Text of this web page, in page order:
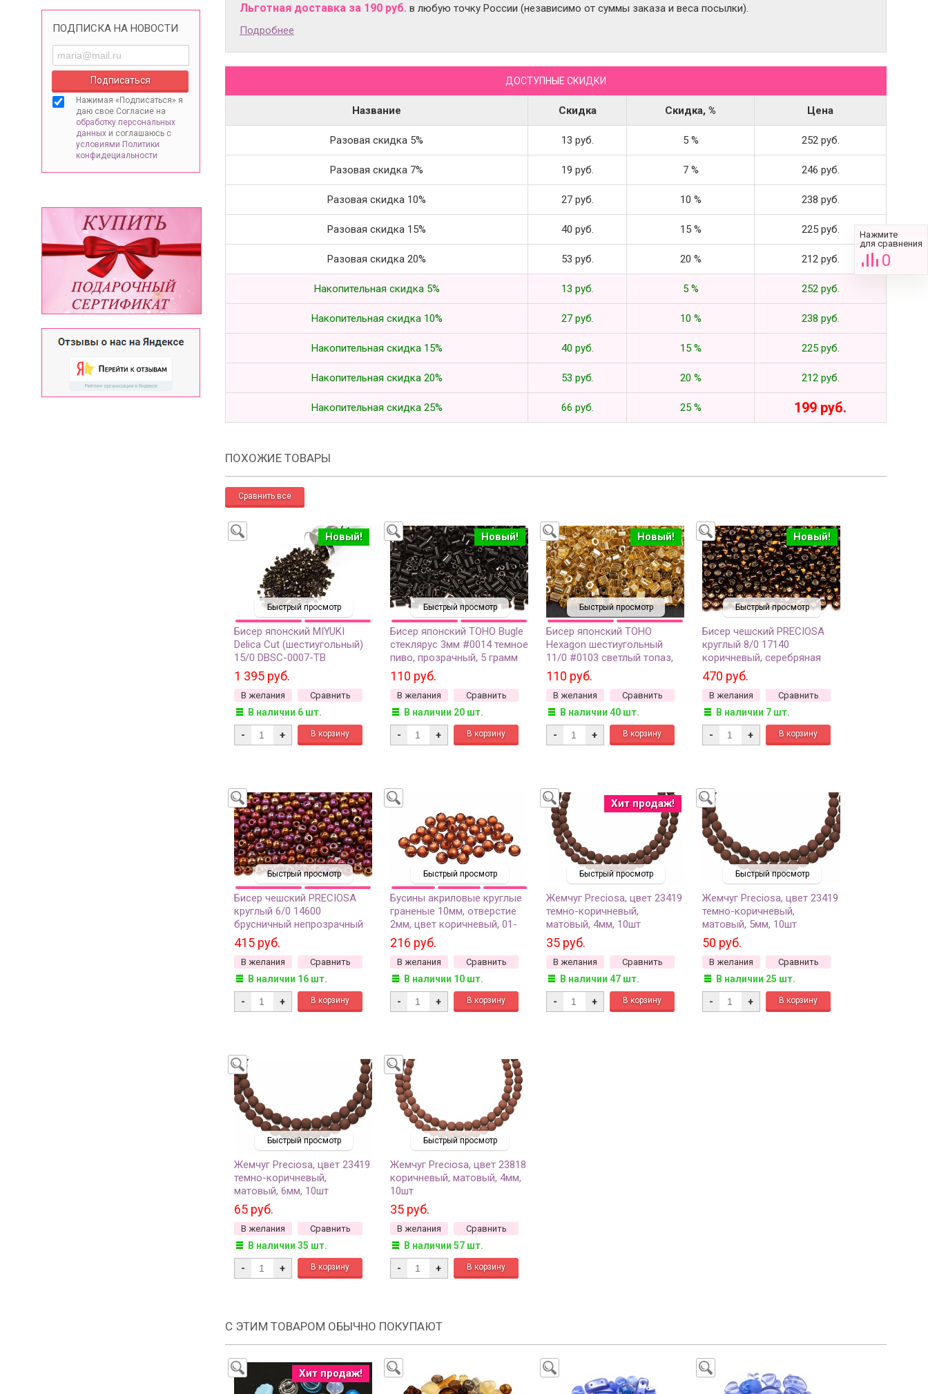
ПОДПИСКА НА НОВОСТИ
Нажимая «Подписаться» я
даю свое Согласие на
обработку персональных
данных и соглашаюсь с
условиями Политики
конфидециальности
Льготная доставка за 190 руб. в любую точку России (независимо от суммы заказа и веса посылки).
Подробнее
ДОСТУПНЫЕ СКИДКИ
Название Скидка Скидка, % Цена
Разовая скидка 5% 13 руб. 5 % 252 руб.
Разовая скидка 7% 19 руб. 7 % 246 руб.
Разовая скидка 10% 27 руб. 10 % 238 руб.
Разовая скидка 15% 40 руб. 15 % 225 руб.
Разовая скидка 20% 53 руб. 20 % 212 руб.
Накопительная скидка 5% 13 руб. 5 % 252 руб.
Накопительная скидка 10% 27 руб. 10 % 238 руб.
Накопительная скидка 15% 40 руб. 15 % 225 руб.
Накопительная скидка 20% 53 руб. 20 % 212 руб.
Накопительная скидка 25% 66 руб. 25 % 199 руб.
ПОХОЖИЕ ТОВАРЫ
Быстрый просмотр
Новый!
Бисер японский MIYUKI
Delica Cut (шестиугольный)
15/0 DBSC-0007-ТВ
коричневый ирис,
металлизированный, 1 туба
(около 7 грамм)
1 395 руб.
В желания Сравнить
В наличии 6 шт.
- +
Быстрый просмотр
Новый!
Бисер японский TOHO Bugle
стеклярус 3мм #0014 темное
пиво, прозрачный, 5 грамм
110 руб.
В желания Сравнить
В наличии 20 шт.
- +
Быстрый просмотр
Новый!
Бисер японский TOHO
Hexagon шестиугольный
11/0 #0103 светлый топаз,
глянцевый прозрачный, 5
грамм
110 руб.
В желания Сравнить
В наличии 40 шт.
- +
Быстрый просмотр
Новый!
Бисер чешский PRECIOSA
круглый 8/0 17140
коричневый, серебряная
линия внутри, квадратное
отверстие, 50г
470 руб.
В желания Сравнить
В наличии 7 шт.
- +
Быстрый просмотр
Бисер чешский PRECIOSA
круглый 6/0 14600
брусничный непрозрачный
радужный, 50г
415 руб.
В желания Сравнить
В наличии 16 шт.
- +
Быстрый просмотр
Бусины акриловые круглые
граненые 10мм, отверстие
2мм, цвет коричневый, 01-
01-41, 50 грамм
216 руб.
В желания Сравнить
В наличии 10 шт.
- +
Быстрый просмотр
Хит продаж!
Жемчуг Preciosa, цвет 23419
темно-коричневый,
матовый, 4мм, 10шт
35 руб.
В желания Сравнить
В наличии 47 шт.
- +
Быстрый просмотр
Жемчуг Preciosa, цвет 23419
темно-коричневый,
матовый, 5мм, 10шт
50 руб.
В желания Сравнить
В наличии 25 шт.
- +
Быстрый просмотр
Жемчуг Preciosa, цвет 23419
темно-коричневый,
матовый, 6мм, 10шт
65 руб.
В желания Сравнить
В наличии 35 шт.
- +
Быстрый просмотр
Жемчуг Preciosa, цвет 23818
коричневый, матовый, 4мм,
10шт
35 руб.
В желания Сравнить
В наличии 57 шт.
- +
С ЭТИМ ТОВАРОМ ОБЫЧНО ПОКУПАЮТ
Хит продаж!
Нажмите
для сравнения
0